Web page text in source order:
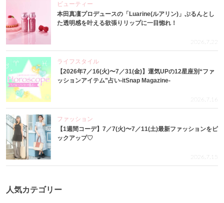
ビューティー
本田真凜プロデュースの「Luarine(ルアリン)」ぷるんとし
た透明感を叶える欲張りリップに一目惚れ！
2026.7.22
ライフスタイル
【2026年7／16(火)〜7／31(金)】運気UPの12星座別“ファ
ッションアイテム”占い-itSnap Magazine-
2026.7.16
ファッション
【1週間コーデ】7／7(火)〜7／11(土)最新ファッションをピ
ックアップ♡
2026.7.15
人気カテゴリー